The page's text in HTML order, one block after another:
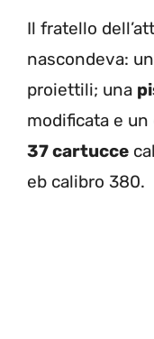
Il fratello
nascondeva:
proiettili; una
modificata e
37 cartucce
eb calibro 380.